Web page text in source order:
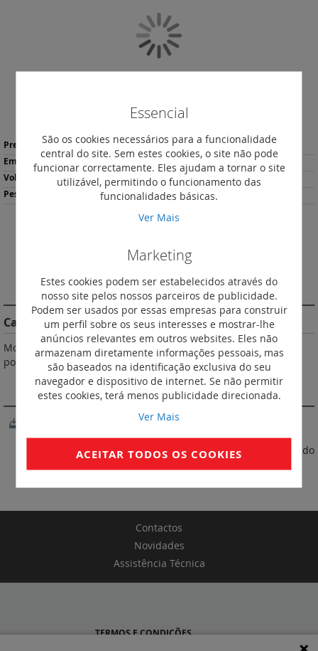
Mais
informação
53,26 €*
1
0.2
Ficha de Produto
para
o
início
da
Galeria
DESCRIÇÃO
Características do Produto
Montagem à direita dos disjuntores. Uma bobina auxiliar máx.
por disjuntor.
SOFTWARE
* Preço referente à tabela 05/2026. IVA não incluído
Contactos
Novidades
Assistência Técnica
Essencial
São os cookies necessários para a funcionalidade
central do site. Sem estes cookies, o site não pode
funcionar correctamente. Eles ajudam a tornar o site
utilizável, permitindo o funcionamento das
funcionalidades básicas.
Ver Mais
Marketing
Estes cookies podem ser estabelecidos através do
nosso site pelos nossos parceiros de publicidade.
Podem ser usados por essas empresas para construir
um perfil sobre os seus interesses e mostrar-lhe
anúncios relevantes em outros websites. Eles não
armazenam diretamente informações pessoais, mas
são baseados na identificação exclusiva do seu
navegador e dispositivo de internet. Se não permitir
estes cookies, terá menos publicidade direcionada.
Ver Mais
ACEITAR TODOS OS COOKIES
TERMOS E CONDIÇÕES